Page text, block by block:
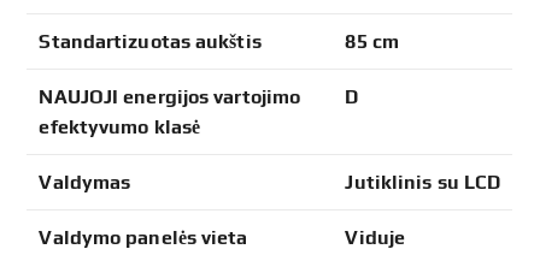
Standartizuotas aukštis 85 cm
NAUJOJI energijos vartojimo
efektyvumo klasė
D
Valdymas Jutiklinis su LCD
Valdymo panelės vieta Viduje